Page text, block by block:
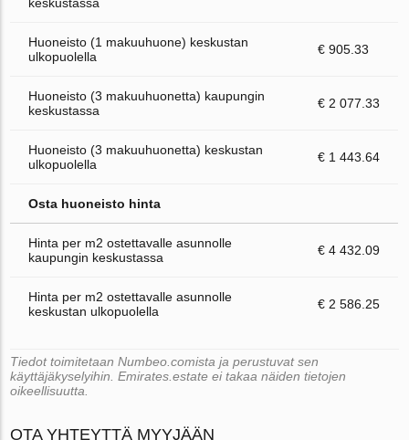
Huoneisto (1 makuuhuone) keskustan
ulkopuolella
€ 905.33
Huoneisto (3 makuuhuonetta) kaupungin
keskustassa
€ 2 077.33
Huoneisto (3 makuuhuonetta) keskustan
ulkopuolella
€ 1 443.64
Osta huoneisto hinta
Hinta per m2 ostettavalle asunnolle
kaupungin keskustassa
€ 4 432.09
Hinta per m2 ostettavalle asunnolle
keskustan ulkopuolella
€ 2 586.25
Tiedot toimitetaan Numbeo.comista ja perustuvat sen
käyttäjäkyselyihin. Emirates.estate ei takaa näiden tietojen
oikeellisuutta.
OTA YHTEYTTÄ MYYJÄÄN